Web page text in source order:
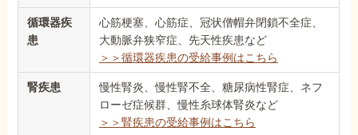
循環器疾
患
心筋梗塞、心筋症、冠状僧帽弁閉鎖不全症、
大動脈弁狭窄症、先天性疾患など
＞＞循環器疾患の受給事例はこちら
腎疾患
慢性腎炎、慢性腎不全、糖尿病性腎症、ネフ
ローゼ症候群、慢性糸球体腎炎など
＞＞腎疾患の受給事例はこちら